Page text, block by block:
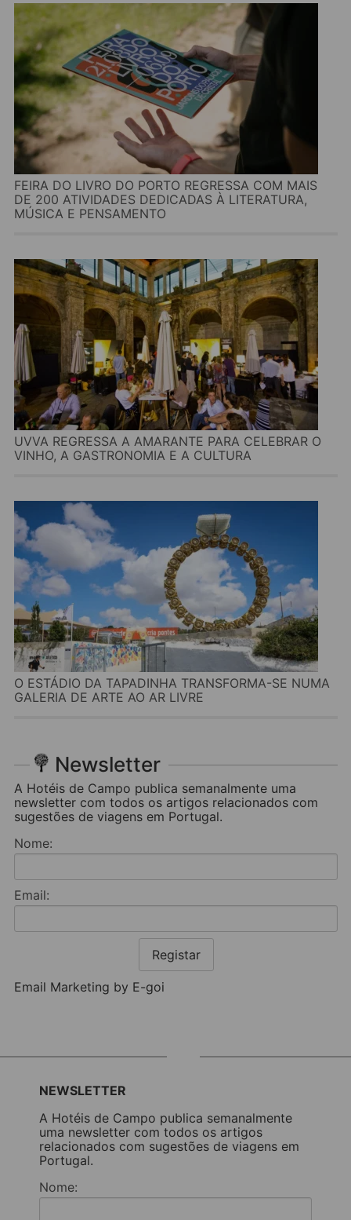
FEIRA DO LIVRO DO PORTO REGRESSA COM MAIS
DE 200 ATIVIDADES DEDICADAS À LITERATURA,
MÚSICA E PENSAMENTO
UVVA REGRESSA A AMARANTE PARA CELEBRAR O
VINHO, A GASTRONOMIA E A CULTURA
O ESTÁDIO DA TAPADINHA TRANSFORMA-SE NUMA
GALERIA DE ARTE AO AR LIVRE
Newsletter
A Hotéis de Campo publica semanalmente uma
newsletter com todos os artigos relacionados com
sugestões de viagens em Portugal.
Nome:
Email:
Registar
Email Marketing by E-goi
NEWSLETTER
A Hotéis de Campo publica semanalmente
uma newsletter com todos os artigos
relacionados com sugestões de viagens em
Portugal.
Nome: